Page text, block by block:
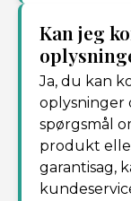
Kan jeg
Ja, du kan
oplysninger
spørgsmål
produkt
garantisag,